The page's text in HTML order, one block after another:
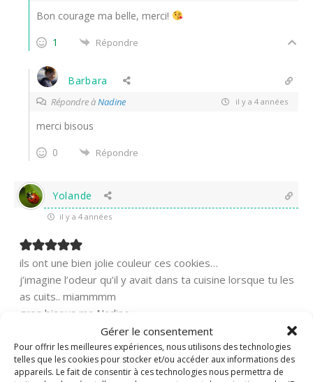
Gérer le consentement
Pour offrir les meilleures expériences, nous utilisons des technologies
telles que les cookies pour stocker et/ou accéder aux informations des
appareils. Le fait de consentir à ces technologies nous permettra de
Bon courage ma belle, merci!
1
Répondre
Barbara
Répondre àNadine il y a 4 années
merci bisous
0
Répondre
Yolande
il y a 4 années
ils ont une bien jolie couleur ces cookies…
j’imagine l’odeur qu’il y avait dans ta cuisine lorsque tu les
as cuits.. miammmm
gros bisous ma Nadine
0 Répondre